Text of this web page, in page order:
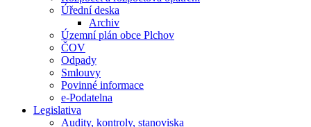
Úřední deska
Archiv
Územní plán obce Plchov
ČOV
Odpady
Smlouvy
Povinné informace
e-Podatelna
Legislativa
Audity, kontroly, stanoviska